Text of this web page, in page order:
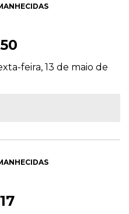
feira, 13 de maio de